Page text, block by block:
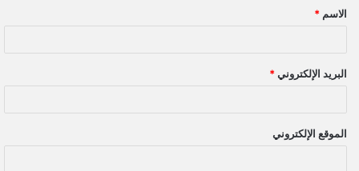
*
الاسم *
البريد الإلكتروني *
الموقع الإلكتروني